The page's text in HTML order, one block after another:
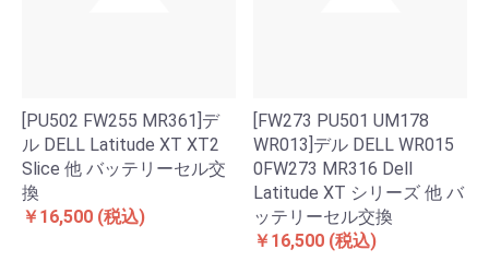
[PU502 FW255 MR361]デ
ル DELL Latitude XT XT2
Slice 他 バッテリーセル交
換
￥16,500 (税込)
[FW273 PU501 UM178
WR013]デル DELL WR015
0FW273 MR316 Dell
Latitude XT シリーズ 他 バ
ッテリーセル交換
￥16,500 (税込)